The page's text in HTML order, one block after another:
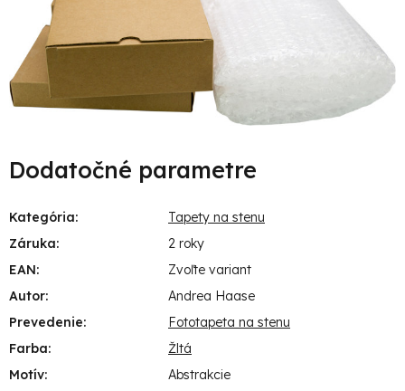
Dodatočné parametre
Kategória:
Tapety na stenu
Záruka:
2 roky
EAN:
Zvoľte variant
Autor:
Andrea Haase
Prevedenie:
Fototapeta na stenu
Farba:
Žltá
Motív:
Abstrakcie